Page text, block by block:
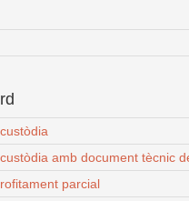
amb document tècnic
parcial